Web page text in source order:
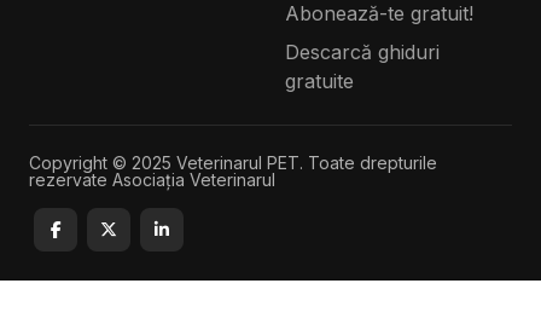
Abonează-te gratuit!
Descarcă ghiduri
gratuite
Copyright © 2025 Veterinarul PET. Toate drepturile
rezervate Asociația Veterinarul